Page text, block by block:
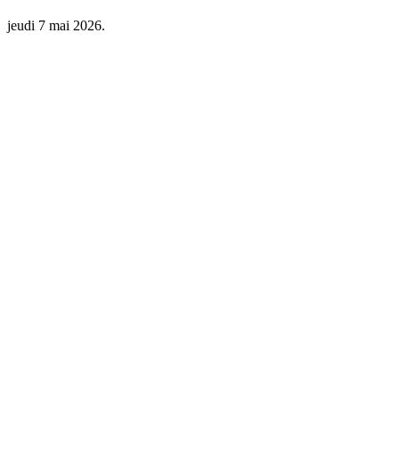
jeudi 7 mai 2026.